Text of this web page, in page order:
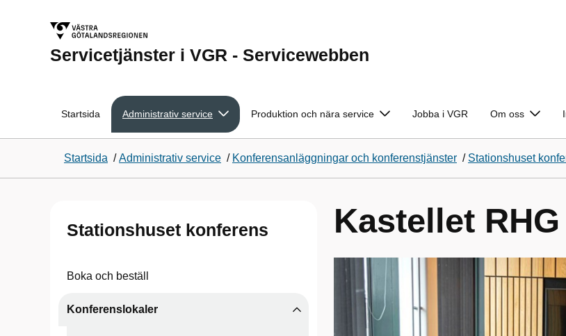
Servicetjänster i VGR - Servicewebben
Startsida Administrativ service Produktion och nära service Jobba i VGR Om oss
Startsida /Administrativ service / Konferensanläggningar och konferenstjänster / Stationshuset
Stationshuset konferens
Boka och beställ
Konferenslokaler
Kastellet